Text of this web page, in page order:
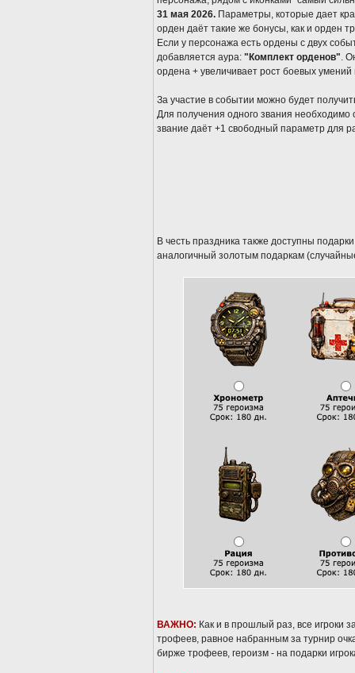
31 мая 2026. Параметры, которые дает
орден даёт такие же бонусы, как и орден
Если у персонажа есть ордены с двух
добавляется аура: "Комплект орденов".
ордена + увеличивает рост боевых умений
За участие в событии можно будет
Для получения одного звания необходимо
звание даёт +1 свободный параметр для
В честь праздника также доступны
аналогичный золотым подаркам
ВАЖНО: Как и в прошлый раз, все игроки
трофеев, равное набранным за турнир
бирже трофеев, героизм - на подарки